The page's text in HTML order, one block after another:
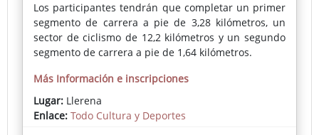
Los participantes tendrán que completar un primer
segmento de carrera a pie de 3,28 kilómetros, un
sector de ciclismo de 12,2 kilómetros y un segundo
segmento de carrera a pie de 1,64 kilómetros.
Más Información e inscripciones
Lugar: Llerena
Enlace: Todo Cultura y Deportes